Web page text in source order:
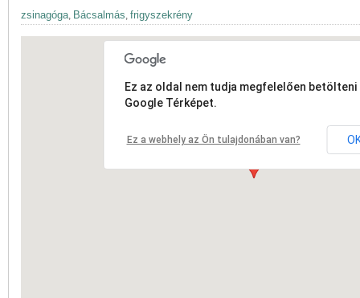
zsinagóga, Bácsalmás, frigyszekrény
Ez az oldal nem tudja megfelelően betölteni
Google Térképet.
Ez a webhely az Ön tulajdonában van?